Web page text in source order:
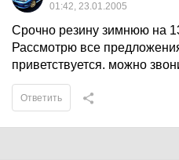
01:42, 23.01.2005
Срочно резину зимнюю на
Рассмотрю все
приветствуется. можно
Ответить